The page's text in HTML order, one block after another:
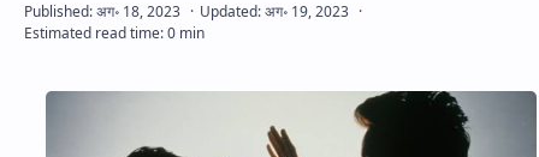
Hidden Menu